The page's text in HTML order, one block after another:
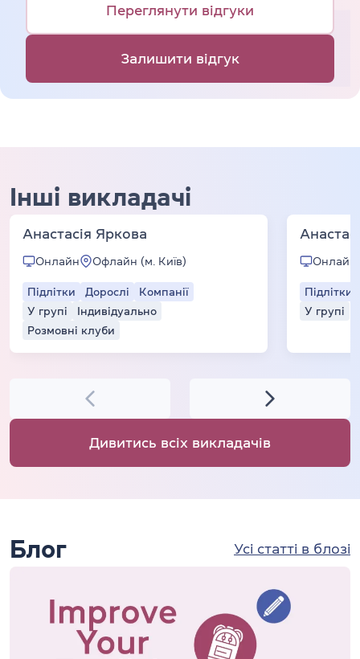
Переглянути відгуки
Залишити відгук
Інші викладачі
Анастасія Яркова
Онлайн Офлайн (м. Київ)
Підлітки Дорослі
Компанії
У групі
Індивідуально
Розмовні клуби
Онлайн
Підлітки
У групі
Дивитись всіх викладачів
Блог Усі статті в блозі